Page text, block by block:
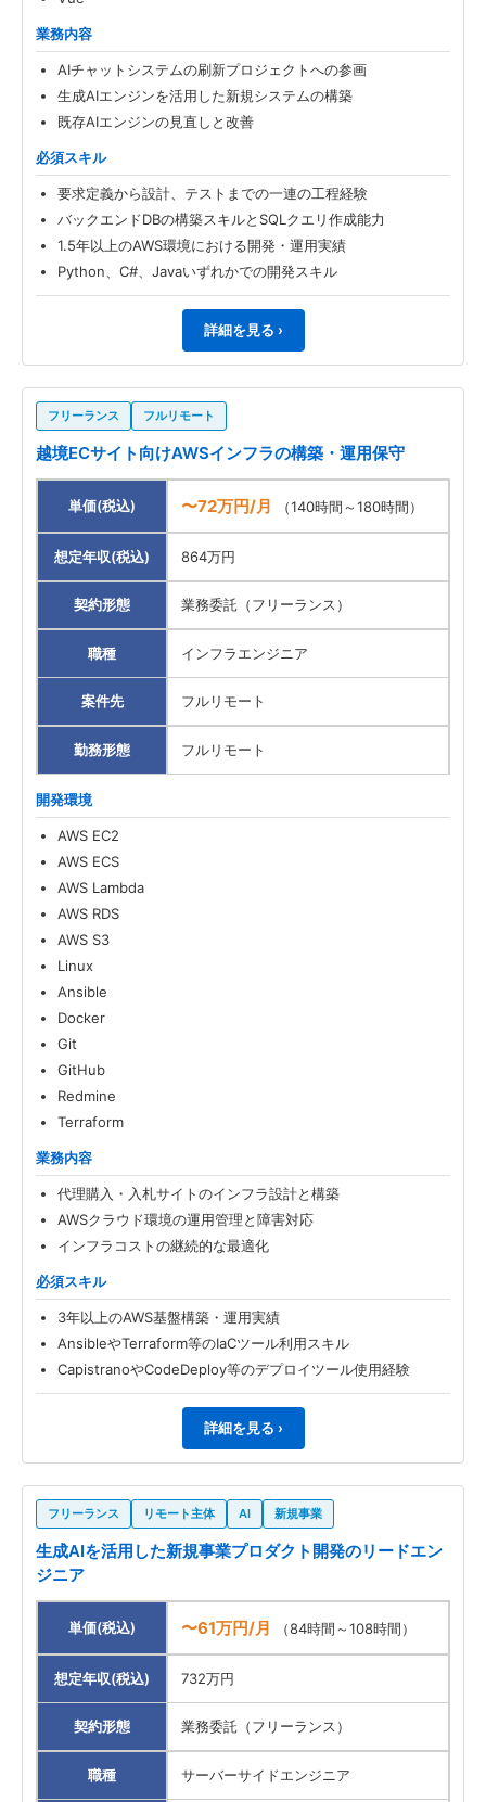
業務内容
AIチャットシステムの刷新プロジェクトへの参画
生成AIエンジンを活用した新規システムの構築
既存AIエンジンの見直しと改善
必須スキル
要求定義から設計、テストまでの一連の工程経験
バックエンドDBの構築スキルとSQLクエリ作成能力
1.5年以上のAWS環境における開発・運用実績
Python、C#、Javaいずれかでの開発スキル
詳細を見る ›
フリーランス フルリモート
越境ECサイト向けAWSインフラの構築・運用保守
単価(税込) 〜72万円/月 （140時間～180時間）
想定年収(税込) 864万円
契約形態 業務委託（フリーランス）
職種 インフラエンジニア
案件先 フルリモート
勤務形態 フルリモート
開発環境
AWS EC2
AWS ECS
AWS Lambda
AWS RDS
AWS S3
Linux
Ansible
Docker
Git
GitHub
Redmine
Terraform
業務内容
代理購入・入札サイトのインフラ設計と構築
AWSクラウド環境の運用管理と障害対応
インフラコストの継続的な最適化
必須スキル
3年以上のAWS基盤構築・運用実績
AnsibleやTerraform等のIaCツール利用スキル
CapistranoやCodeDeploy等のデプロイツール使用経験
詳細を見る ›
フリーランス リモート主体 AI 新規事業
生成AIを活用した新規事業プロダクト開発のリードエン
ジニア
単価(税込) 〜61万円/月 （84時間～108時間）
想定年収(税込) 732万円
契約形態 業務委託（フリーランス）
職種 サーバーサイドエンジニア